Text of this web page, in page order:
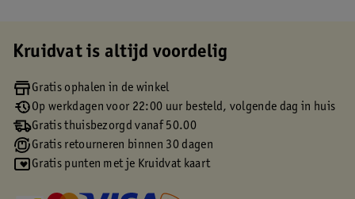
Kruidvat is altijd voordelig
Gratis ophalen in de winkel
Op werkdagen voor 22:00 uur besteld, volgende dag in huis
Gratis thuisbezorgd vanaf 50.00
Gratis retourneren binnen 30 dagen
Gratis punten met je Kruidvat kaart